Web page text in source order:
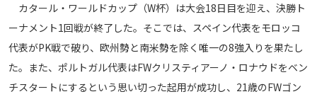
カタール・ワールドカップ（W杯）は大会18日目を迎え、決勝ト
ーナメント1回戦が終了した。そこでは、スペイン代表をモロッコ
代表がPK戦で破り、欧州勢と南米勢を除く唯一の8強入りを果たし
た。また、ポルトガル代表はFWクリスティアーノ・ロナウドをベン
チスタートにするという思い切った起用が成功し、21歳のFWゴン